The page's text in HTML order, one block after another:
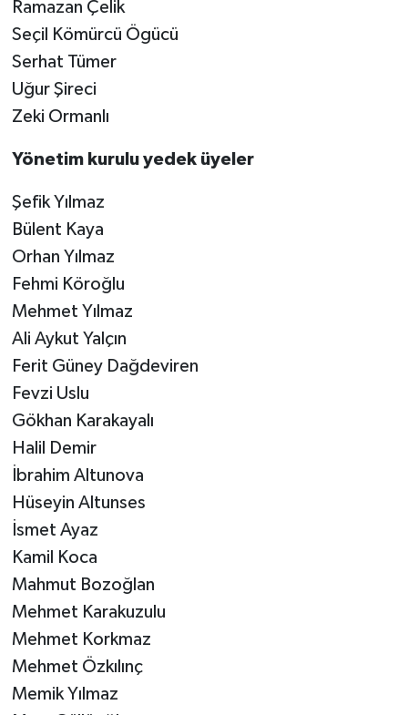
Ramazan Çelik
Seçil Kömürcü Ögücü
Serhat Tümer
Uğur Şireci
Zeki Ormanlı
Yönetim kurulu yedek üyeler
Şefik Yılmaz
Bülent Kaya
Orhan Yılmaz
Fehmi Köroğlu
Mehmet Yılmaz
Ali Aykut Yalçın
Ferit Güney Dağdeviren
Fevzi Uslu
Gökhan Karakayalı
Halil Demir
İbrahim Altunova
Hüseyin Altunses
İsmet Ayaz
Kamil Koca
Mahmut Bozoğlan
Mehmet Karakuzulu
Mehmet Korkmaz
Mehmet Özkılınç
Memik Yılmaz